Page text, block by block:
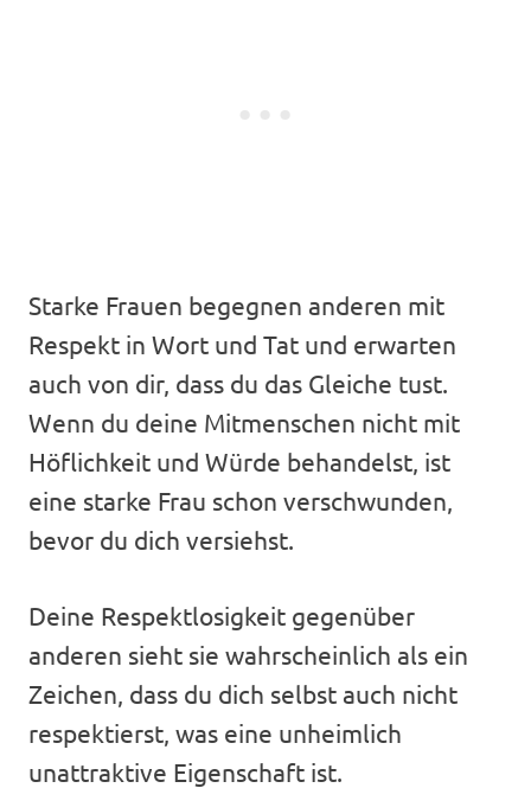
Starke Frauen begegnen anderen mit
Respekt in Wort und Tat und erwarten
auch von dir, dass du das Gleiche tust.
Wenn du deine Mitmenschen nicht mit
Höflichkeit und Würde behandelst, ist
eine starke Frau schon verschwunden,
bevor du dich versiehst.
Deine Respektlosigkeit gegenüber
anderen sieht sie wahrscheinlich als ein
Zeichen, dass du dich selbst auch nicht
respektierst, was eine unheimlich
unattraktive Eigenschaft ist.